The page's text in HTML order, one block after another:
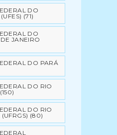
DO
(71)
DO
JANEIRO
DO PARÁ
DO RIO
(150)
DO RIO
(80)